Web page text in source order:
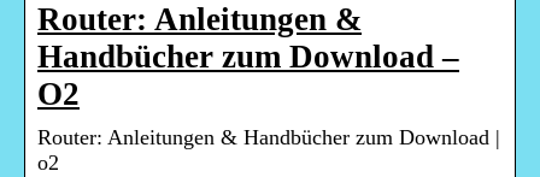
Router: Anleitungen &
Handbücher zum Download –
O2
Router: Anleitungen & Handbücher zum Download |
o2